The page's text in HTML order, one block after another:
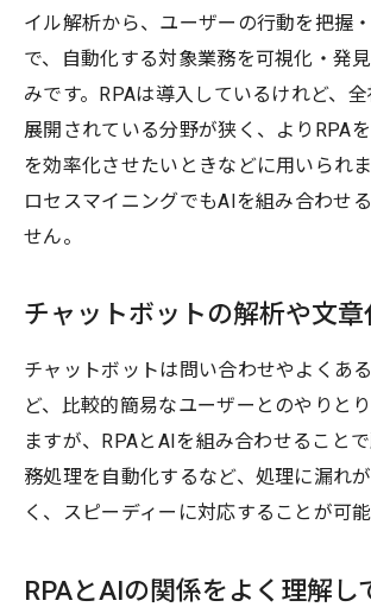
イル解析から、ユーザーの行動を把握
で、自動化する対象業務を可視化・発
みです。RPAは導入しているけれど、全
展開されている分野が狭く、よりRPA
を効率化させたいときなどに用いられ
ロセスマイニングでもAIを組み合わせ
せん。
チャットボットの解析や文章
チャットボットは問い合わせやよくあ
ど、比較的簡易なユーザーとのやりと
ますが、RPAとAIを組み合わせること
務処理を自動化するなど、処理に漏れ
く、スピーディーに対応することが可能
RPAとAIの関係をよく理解し